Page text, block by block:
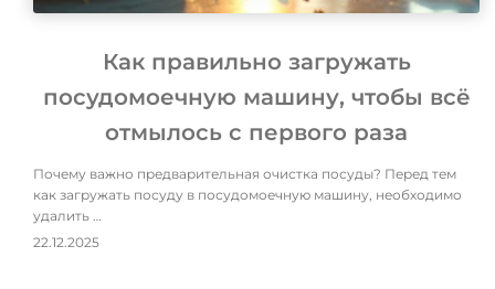
Как правильно загружать
посудомоечную машину, чтобы всё
отмылось с первого раза
Почему важно предварительная очистка посуды? Перед тем
как загружать посуду в посудомоечную машину, необходимо
удалить …
22.12.2025